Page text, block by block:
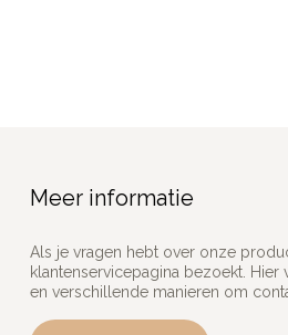
Meer informatie
Als je vragen hebt over onze
klantenservicepagina bezoekt.
en verschillende manieren om